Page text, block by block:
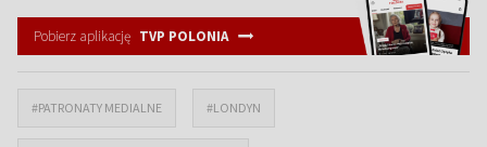
Pobierz aplikację TVP POLONIA
#PATRONATY MEDIALNE #LONDYN